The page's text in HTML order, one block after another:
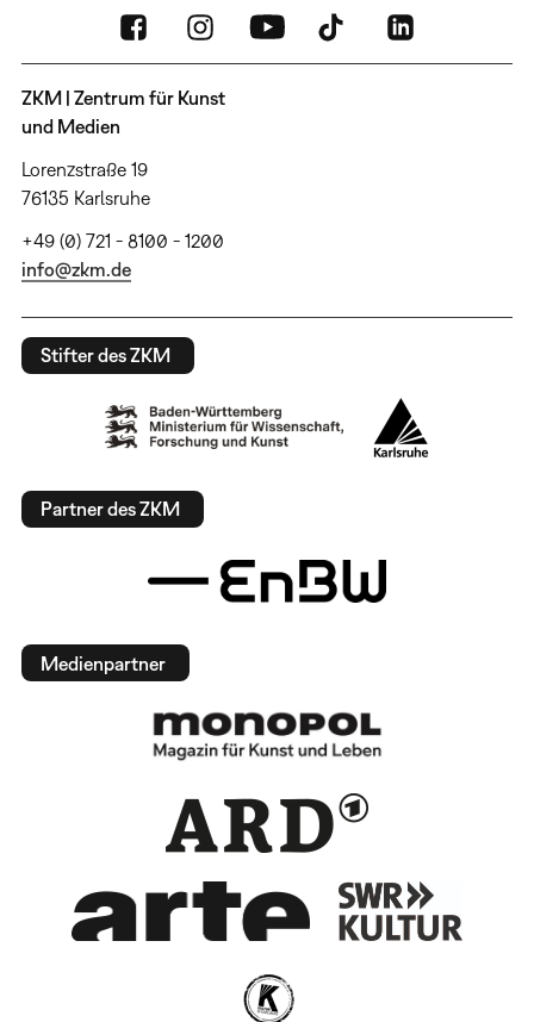
ZKM | Zentrum für Kunst
und Medien
Lorenzstraße 19
76135 Karlsruhe
+49 (0) 721 - 8100 - 1200
info@zkm.de
Stifter des ZKM
Partner des ZKM
Medienpartner